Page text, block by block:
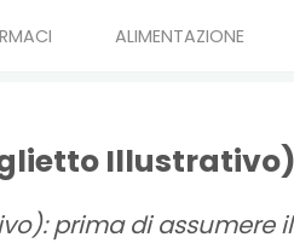
ALIMENTAZIONE
Illustrativo)
prima di assumere il